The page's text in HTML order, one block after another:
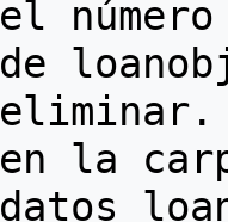
el
de
eliminar.
en la
datos